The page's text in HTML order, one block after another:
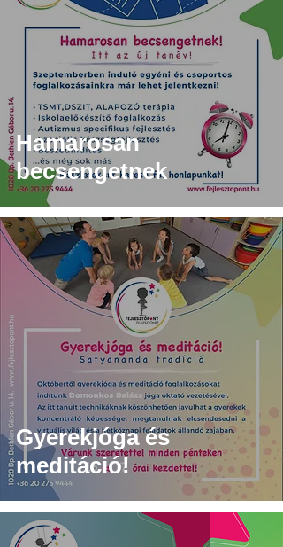
Hamarosan
becsengetnek
Gyerekjóga és
meditáció!